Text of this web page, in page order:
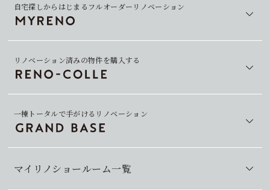
自宅探しからはじまるフルオーダーリノベーション
マイリノショールーム一覧
リノベーション済みの物件を購入する
一棟トータルで手がけるリノベーション